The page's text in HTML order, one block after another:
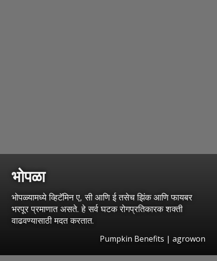
भोपळा
भोपळ्यामध्ये व्हिटॅमिन ए, सी आणि ई तसेच झिंक आणि फायबर
भरपूर प्रमाणात असते. हे सर्व घटक रोगप्रतिकारक शक्ती
वाढवण्यासाठी मदत करतात.
Pumpkin Benefits | agrowon